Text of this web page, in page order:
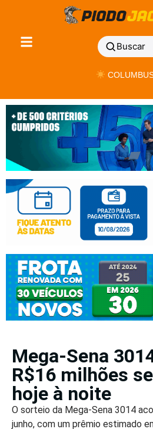
Buscar
Mega-Sena
R$16 milhões
hoje à noite
O sorteio da Mega-Sena 3014
junho, com um prêmio estimado